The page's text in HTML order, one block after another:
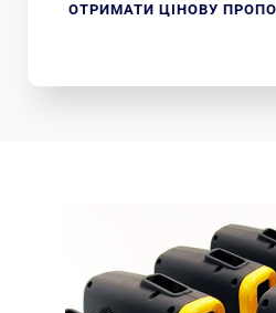
ОТРИМАТИ ЦІНОВУ